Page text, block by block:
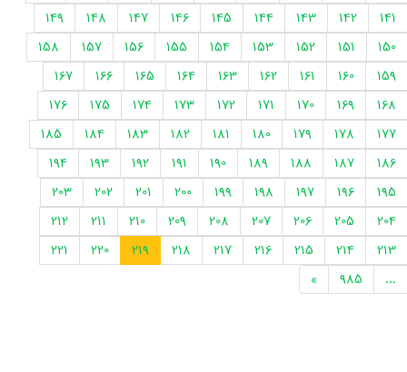
141
142
143
144
145
146
147
148
149
150
151
152
153
154
155
156
157
158
159
160
161
162
163
164
165
166
167
168
169
170
171
172
173
174
175
176
177
178
179
180
181
182
183
184
185
186
187
188
189
190
191
192
193
194
195
196
197
198
199
200
201
202
203
204
205
206
207
208
209
210
211
212
213
214
215
216
217
218
219
220
221
...
985
»